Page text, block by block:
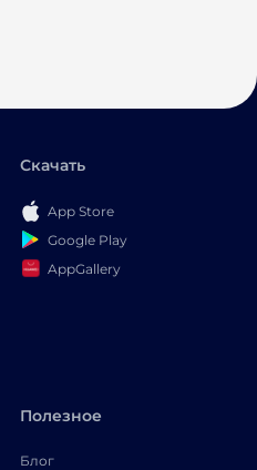
Скачать
App Store
Google Play
AppGallery
Полезное
Блог